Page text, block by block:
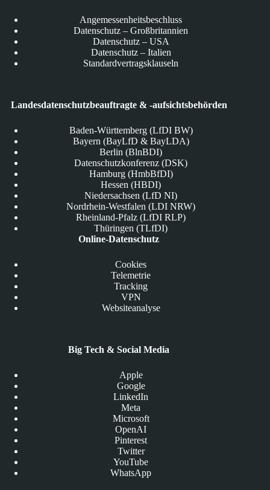
Angemessenheitsbeschluss
Datenschutz – Großbritannien
Datenschutz – USA
Datenschutz – Italien
Standardvertragsklauseln
Landesdatenschutzbeauftragte & -aufsichtsbehörden
Baden-Württemberg (LfDI BW)
Bayern (BayLfD & BayLDA)
Berlin (BlnBDI)
Datenschutzkonferenz (DSK)
Hamburg (HmbBfDI)
Hessen (HBDI)
Niedersachsen (LfD NI)
Nordrhein-Westfalen (LDI NRW)
Rheinland-Pfalz (LfDI RLP)
Thüringen (TLfDI)
Online-Datenschutz
Cookies
Telemetrie
Tracking
VPN
Websiteanalyse
Big Tech & Social Media
Apple
Google
LinkedIn
Meta
Microsoft
OpenAI
Pinterest
Twitter
YouTube
WhatsApp